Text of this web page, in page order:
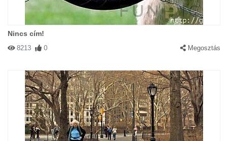
Nincs cím!
8213 0 Megosztás